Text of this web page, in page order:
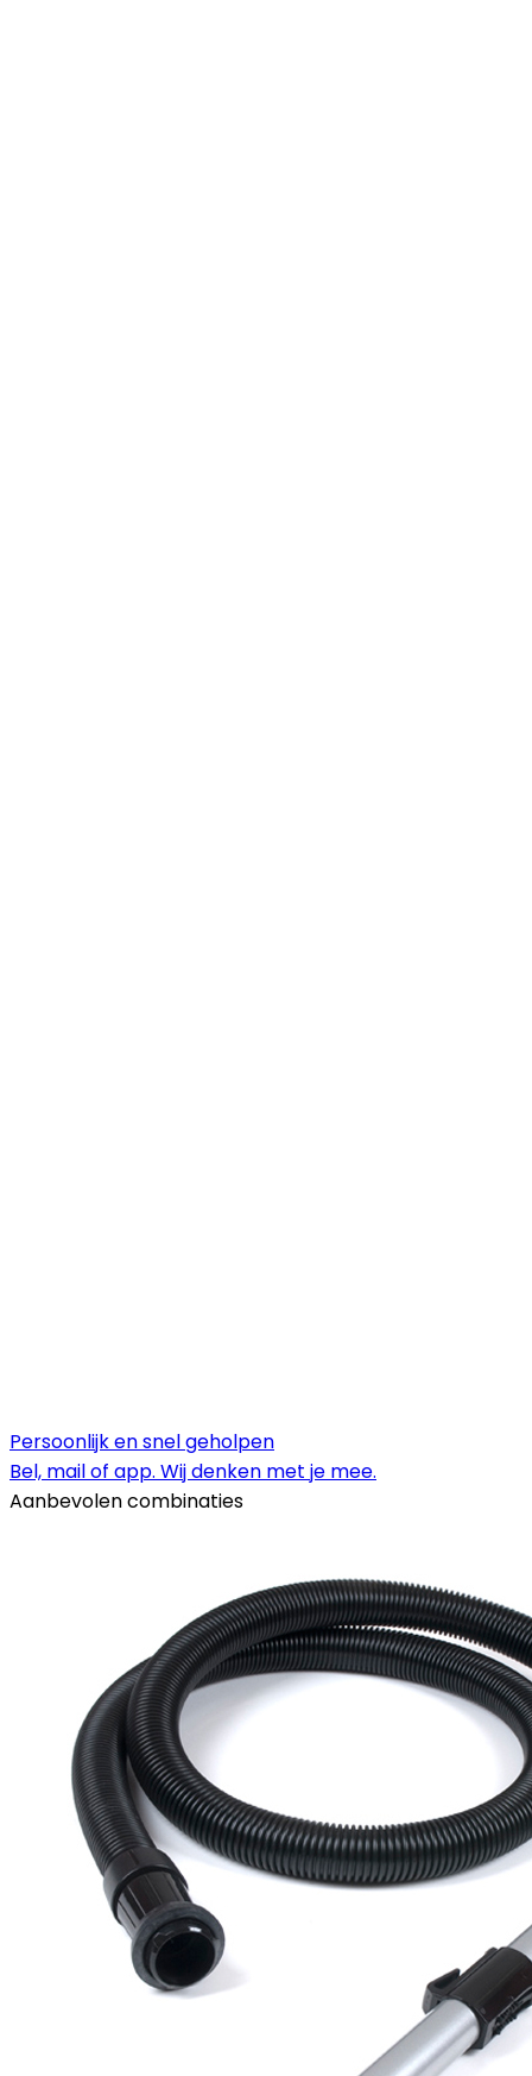
Persoonlijk en snel geholpen
Bel, mail of app. Wij denken met je mee.
Aanbevolen combinaties